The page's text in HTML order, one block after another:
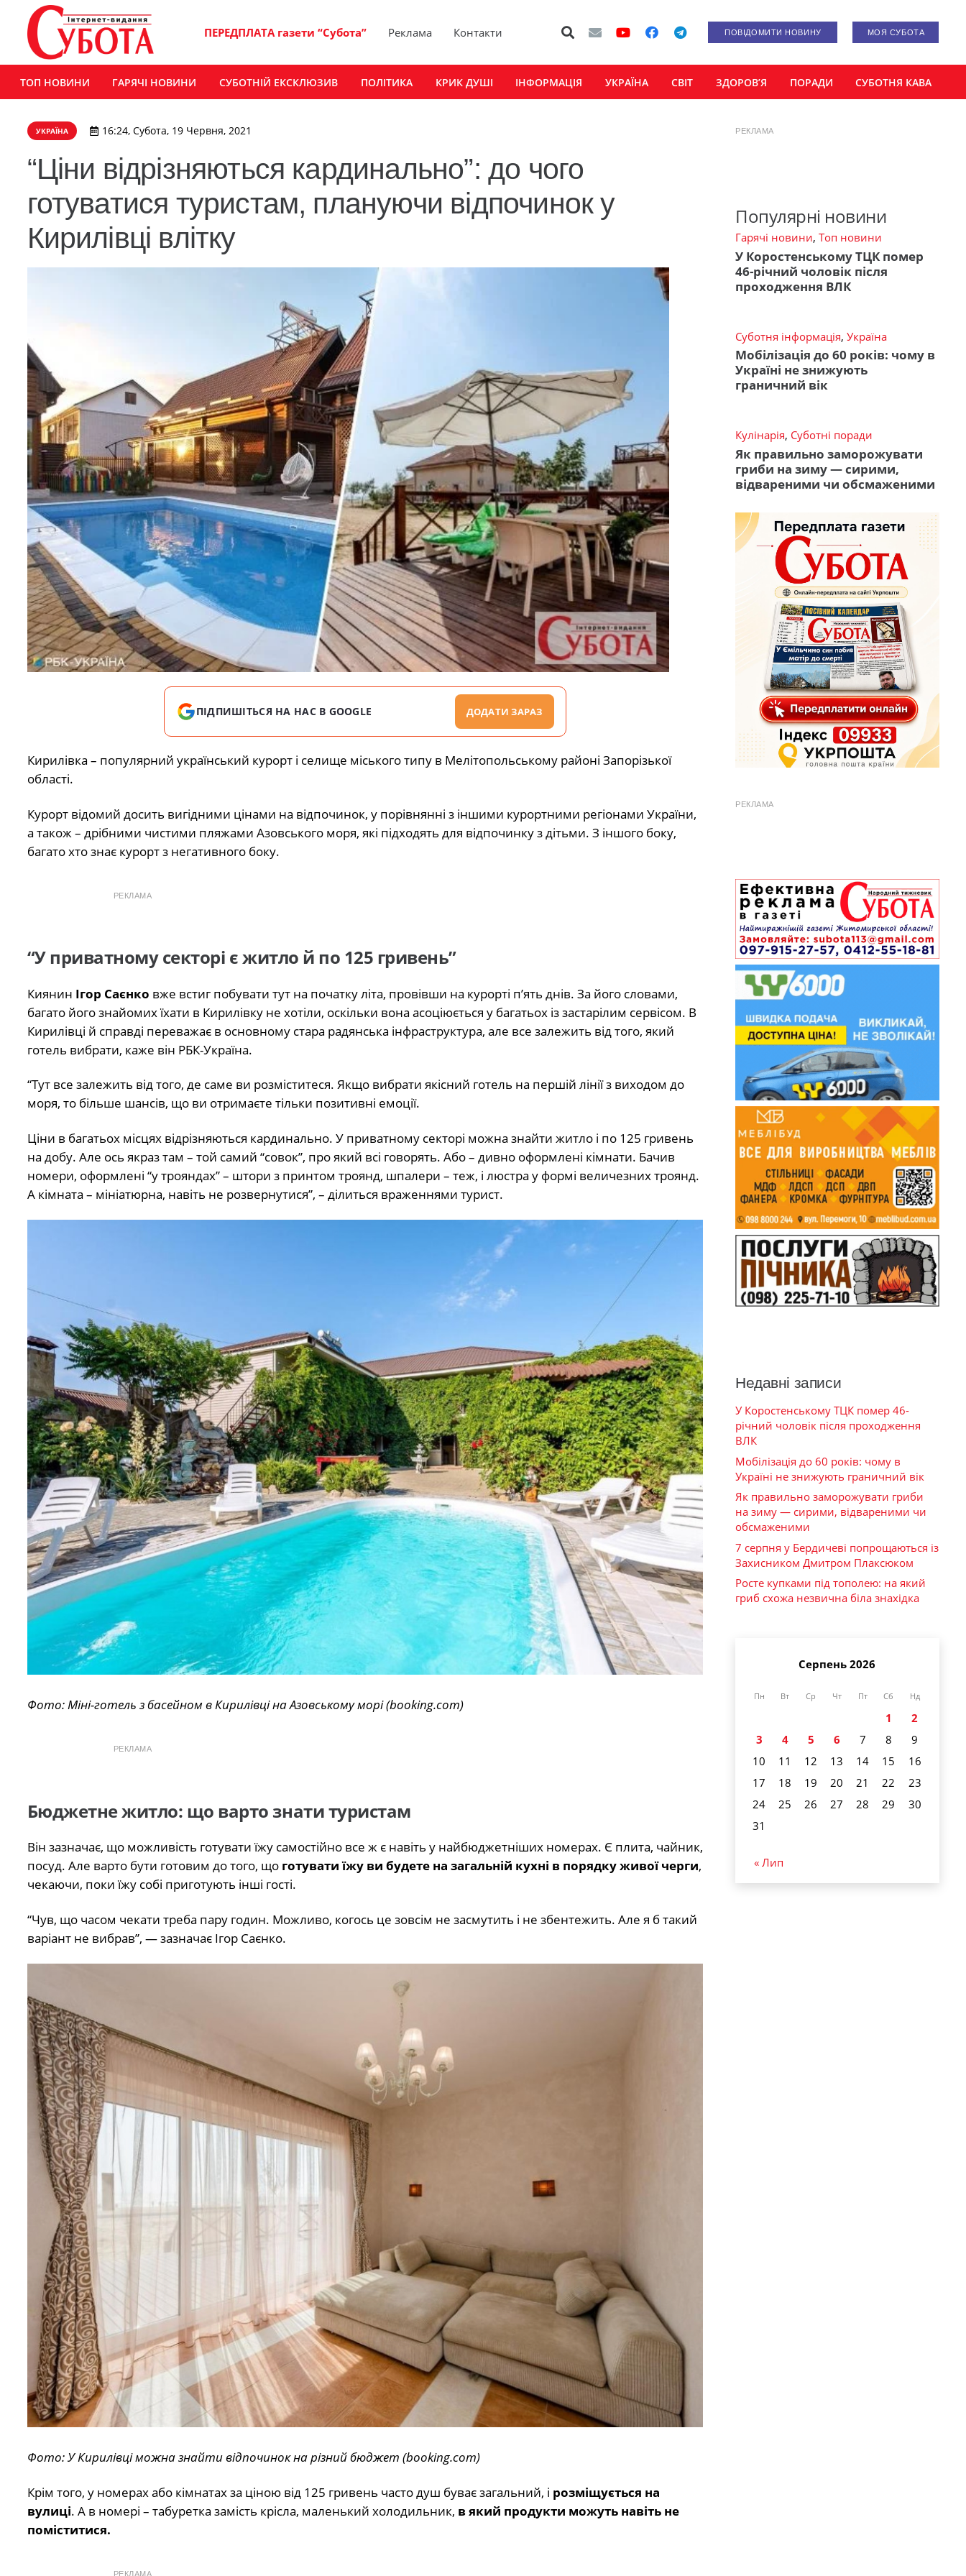
ПЕРЕДПЛАТА газети “Субота” Реклама Контакти ПОВІДОМИТИ НОВИНУ МОЯ СУБОТА
ТОП НОВИНИ ГАРЯЧІ НОВИНИ СУБОТНІЙ ЕКСКЛЮЗИВ ПОЛІТИКА КРИК ДУШІ ІНФОРМАЦІЯ УКРАЇНА СВІТ ЗДОРОВ’Я ПОРАДИ СУБОТНЯ КАВА
УКРАЇНА 16:24, Субота, 19 Червня, 2021
“Ціни відрізняються кардинально”: до чого
готуватися туристам, плануючи відпочинок у
Кирилівці влітку
ПІДПИШІТЬСЯ НА НАС В GOOGLE ДОДАТИ ЗАРАЗ
Кирилівка – популярний український курорт і селище міського типу в Мелітопольському районі Запорізької
області.
Курорт відомий досить вигідними цінами на відпочинок, у порівнянні з іншими курортними регіонами України,
а також – дрібними чистими пляжами Азовського моря, які підходять для відпочинку з дітьми. З іншого боку,
багато хто знає курорт з негативного боку.
РЕКЛАМА
“У приватному секторі є житло й по 125 гривень”
Киянин Ігор Саєнко вже встиг побувати тут на початку літа, провівши на курорті п’ять днів. За його словами,
багато його знайомих їхати в Кирилівку не хотіли, оскільки вона асоціюється у багатьох із застарілим сервісом. В
Кирилівці й справді переважає в основному стара радянська інфраструктура, але все залежить від того, який
готель вибрати, каже він РБК-Україна.
“Тут все залежить від того, де саме ви розміститеся. Якщо вибрати якісний готель на першій лінії з виходом до
моря, то більше шансів, що ви отримаєте тільки позитивні емоції.
Ціни в багатьох місцях відрізняються кардинально. У приватному секторі можна знайти житло і по 125 гривень
на добу. Але ось якраз там – той самий “совок”, про який всі говорять. Або – дивно оформлені кімнати. Бачив
номери, оформлені “у трояндах” – штори з принтом троянд, шпалери – теж, і люстра у формі величезних троянд.
А кімната – мініатюрна, навіть не розвернутися”, – ділиться враженнями турист.
Фото: Міні-готель з басейном в Кирилівці на Азовському морі (booking.com)
РЕКЛАМА
Бюджетне житло: що варто знати туристам
Він зазначає, що можливість готувати їжу самостійно все ж є навіть у найбюджетніших номерах. Є плита, чайник,
посуд. Але варто бути готовим до того, що готувати їжу ви будете на загальній кухні в порядку живої черги,
чекаючи, поки їжу собі приготують інші гості.
“Чув, що часом чекати треба пару годин. Можливо, когось це зовсім не засмутить і не збентежить. Але я б такий
варіант не вибрав”, — зазначає Ігор Саєнко.
Фото: У Кирилівці можна знайти відпочинок на різний бюджет (booking.com)
Крім того, у номерах або кімнатах за ціною від 125 гривень часто душ буває загальний, і розміщується на
вулиці. А в номері – табуретка замість крісла, маленький холодильник, в який продукти можуть навіть не
поміститися.
РЕКЛАМА
РЕКЛАМА
Популярні новини
Гарячі новини, Топ новини
У Коростенському ТЦК помер
46-річний чоловік після
проходження ВЛК
Суботня інформація, Україна
Мобілізація до 60 років: чому в
Україні не знижують
граничний вік
Кулінарія, Суботні поради
Як правильно заморожувати
гриби на зиму — сирими,
відвареними чи обсмаженими
РЕКЛАМА
Недавні записи
У Коростенському ТЦК помер 46-
річний чоловік після проходження
ВЛК
Мобілізація до 60 років: чому в
Україні не знижують граничний вік
Як правильно заморожувати гриби
на зиму — сирими, відвареними чи
обсмаженими
7 серпня у Бердичеві попрощаються із
Захисником Дмитром Плаксюком
Росте купками під тополею: на який
гриб схожа незвична біла знахідка
Серпень 2026
Пн Вт Ср Чт Пт Сб Нд
1
2
3
4 5 6 7 8
9
10
11 12 13 14 15
16
17
18 19 20 21 22
23
24
25 26 27 28 29
30
31
« Лип